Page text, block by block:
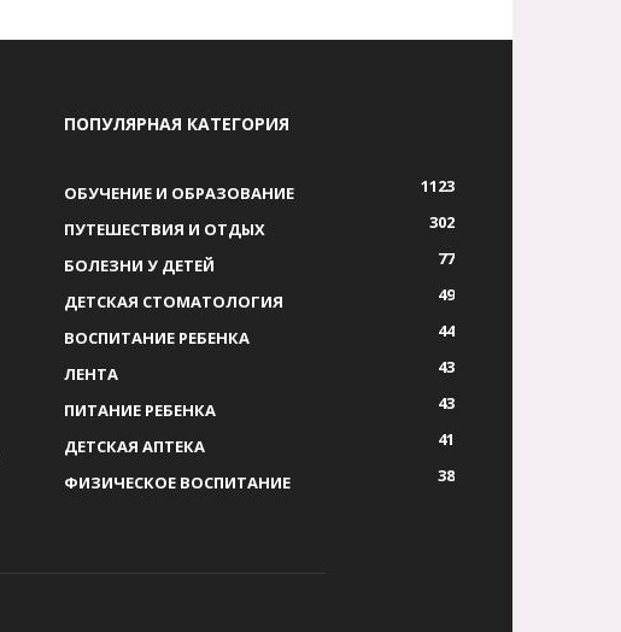
ПОПУЛЯРНАЯ КАТЕГОРИЯ
ОБУЧЕНИЕ И ОБРАЗОВАНИЕ
1123
ПУТЕШЕСТВИЯ И ОТДЫХ
302
БОЛЕЗНИ У ДЕТЕЙ
77
ДЕТСКАЯ СТОМАТОЛОГИЯ
49
ВОСПИТАНИЕ РЕБЕНКА
44
ЛЕНТА
43
ПИТАНИЕ РЕБЕНКА
43
ДЕТСКАЯ АПТЕКА
41
ФИЗИЧЕСКОЕ ВОСПИТАНИЕ
38